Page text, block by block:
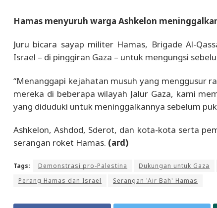
Hamas menyuruh warga Ashkelon
Juru bicara sayap militer Hamas, Brigade Al-
Israel – di pinggiran Gaza – untuk mengungsi
“Menanggapi kejahatan musuh yang menggusur
mereka di beberapa wilayah Jalur Gaza, kami
yang diduduki untuk meninggalkannya sebelum
Ashkelon, Ashdod, Sderot, dan kota-kota serta
serangan roket Hamas. (ard)
Tags: Demonstrasi pro-Palestina Dukungan untuk Gaza
Perang Hamas dan Israel
Serangan 'Air Bah' Hamas